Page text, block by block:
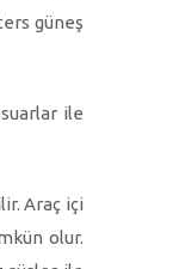
güneş
ile
Araç içi
olur.